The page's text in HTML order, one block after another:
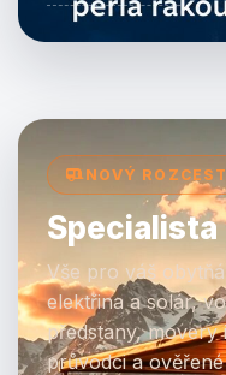
NOVÝ
Specialista
Vše pro váš
elektřina a solár,
předstany, movery
průvodci a